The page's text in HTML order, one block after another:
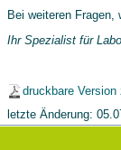
Bei weiteren Fragen,
Ihr Spezialist für
druckbare Version
letzte Änderung: